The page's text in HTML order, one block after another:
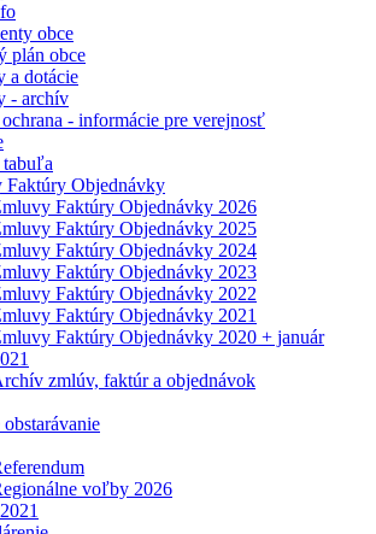
obce
plán obce
a dotácie
- archív
- informácie pre verejnosť
tabuľa
Faktúry Objednávky
Faktúry Objednávky 2026
Faktúry Objednávky 2025
Faktúry Objednávky 2024
Faktúry Objednávky 2023
Faktúry Objednávky 2022
Faktúry Objednávky 2021
Faktúry Objednávky 2020 + január
zmlúv, faktúr a objednávok
voľby 2026